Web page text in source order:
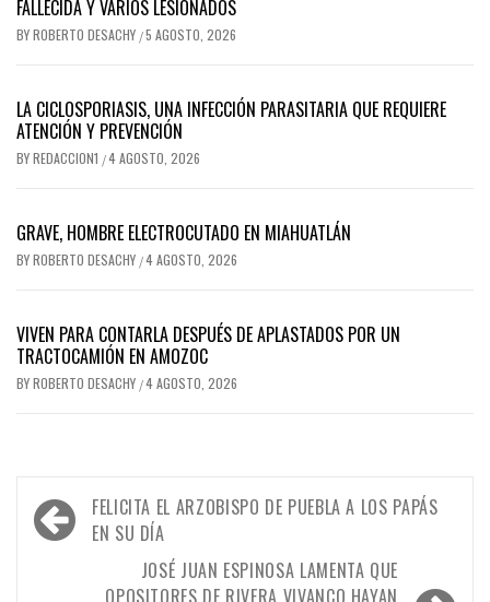
FALLECIDA Y VARIOS LESIONADOS
BYROBERTO DESACHY /5 AGOSTO, 2026
LA CICLOSPORIASIS, UNA INFECCIÓN PARASITARIA QUE REQUIERE
ATENCIÓN Y PREVENCIÓN
BYREDACCION1 /4 AGOSTO, 2026
GRAVE, HOMBRE ELECTROCUTADO EN MIAHUATLÁN
BYROBERTO DESACHY /4 AGOSTO, 2026
VIVEN PARA CONTARLA DESPUÉS DE APLASTADOS POR UN
TRACTOCAMIÓN EN AMOZOC
BYROBERTO DESACHY /4 AGOSTO, 2026
Navegación
de
entradas
FELICITA EL ARZOBISPO DE PUEBLA A LOS PAPÁS
EN SU DÍA
JOSÉ JUAN ESPINOSA LAMENTA QUE